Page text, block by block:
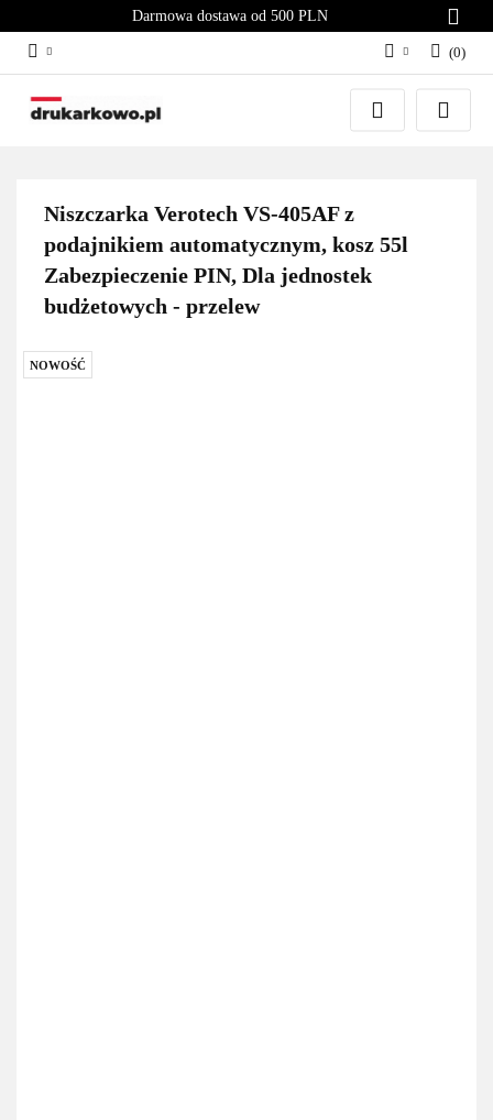
Darmowa dostawa od 500 PLN
Zaloguj się
Załóż konto
(0)
Niszczarka Verotech VS-405AF z
podajnikiem automatycznym, kosz 55l
Zabezpieczenie PIN, Dla jednostek
budżetowych - przelew
NOWOŚĆ